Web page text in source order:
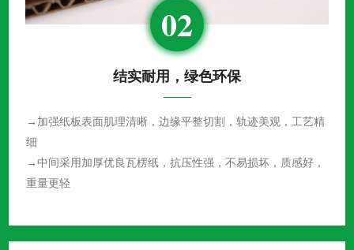
02
结实耐用，绿色环保
→加强纸板表面肌理清晰，边缘平整切割，轨迹美观，工艺精
细
→中间采用加厚优良瓦楞纸，抗压性强，不易损坏，质感好，
重量更轻